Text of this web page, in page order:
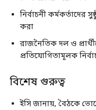
নির্বাচনী কর্মকর্তাদের
করা
রাজনৈতিক দল ও
প্রতিযোগিতামূলক
বিশেষ গুরুত্ব
ইসি জানায়, বৈঠকে